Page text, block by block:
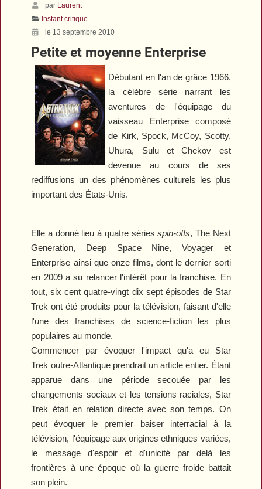
par Laurent
Instant critique
le 13 septembre 2010
Petite et moyenne Enterprise
Débutant en l'an de grâce 1966,
la célèbre série narrant les
aventures de l'équipage du
vaisseau Enterprise composé
de Kirk, Spock, McCoy, Scotty,
Uhura, Sulu et Chekov est
devenue au cours de ses
rediffusions un des phénomènes culturels les plus
important des États-Unis.
Elle a donné lieu à quatre sériesspin-offs, The Next
Generation, Deep Space Nine, Voyager et
Enterprise ainsi que onze films, dont le dernier sorti
en 2009 a su relancer l'intérêt pour la franchise. En
tout, six cent quatre-vingt dix sept épisodes de Star
Trekont été produits pour la télévision, faisant d'elle
l'une des franchises de science-fiction les plus
populaires au monde.
Commencer par évoquer l'impact qu'a eu Star
Trek outre-Atlantique prendrait un article entier. Étant
apparue dans une période secouée par les
changements sociaux et les tensions raciales, Star
Trek était en relation directe avec son temps. On
peut évoquer le premier baiser interracial à la
télévision, l'équipage aux origines ethniques variées,
le message d'espoir et d'unicité par delà les
frontières à une époque où la guerre froide battait
son plein.